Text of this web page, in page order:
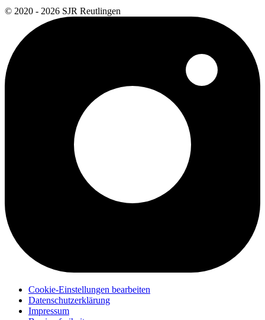
© 2020 - 2026 SJR Reutlingen
Cookie-Einstellungen bearbeiten
Datenschutzerklärung
Impressum